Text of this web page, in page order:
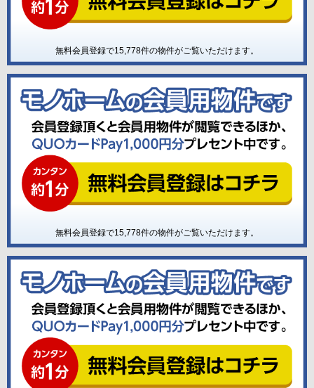
無料会員登録で15,778件の物件がご覧いただけます。
無料会員登録で15,778件の物件がご覧いただけます。